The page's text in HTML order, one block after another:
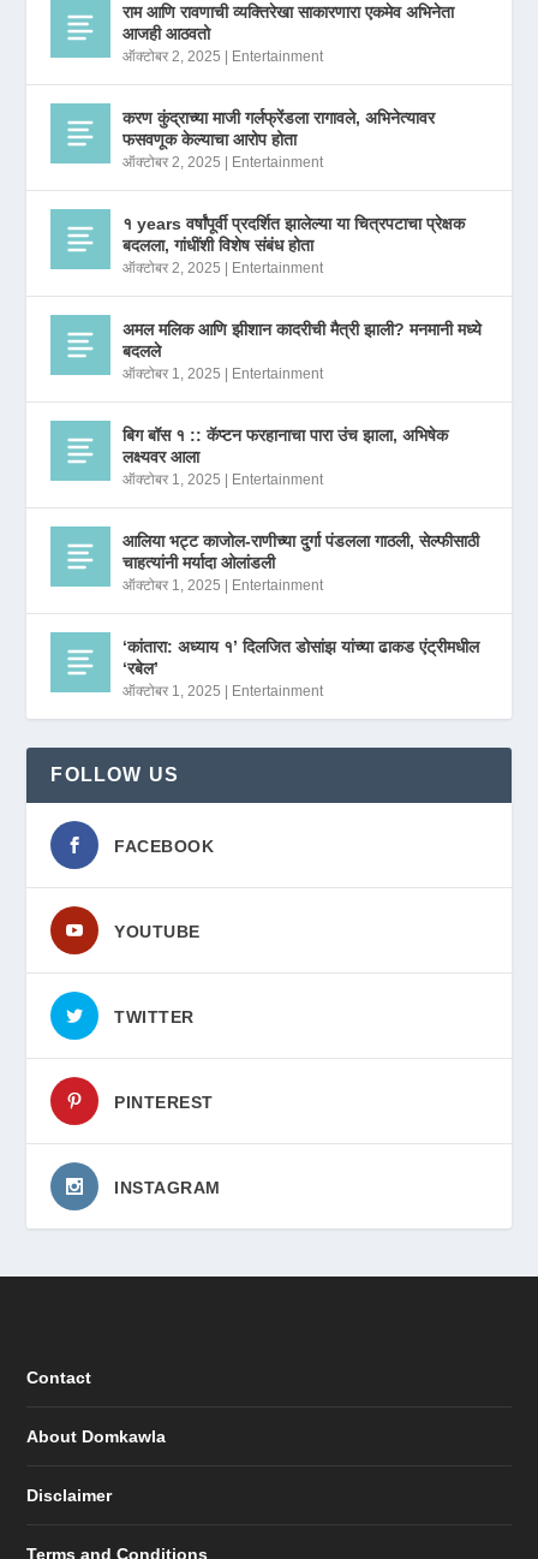
राम आणि रावणाची व्यक्तिरेखा साकारणारा एकमेव अभिनेता
आजही आठवतो
ऑक्टोबर 2, 2025 | Entertainment
करण कुंद्राच्या माजी गर्लफ्रेंडला रागावले, अभिनेत्यावर
फसवणूक केल्याचा आरोप होता
ऑक्टोबर 2, 2025 | Entertainment
१ years वर्षांपूर्वी प्रदर्शित झालेल्या या चित्रपटाचा प्रेक्षक
बदलला, गांधींशी विशेष संबंध होता
ऑक्टोबर 2, 2025 | Entertainment
अमल मलिक आणि झीशान कादरीची मैत्री झाली? मनमानी मध्ये
बदलले
ऑक्टोबर 1, 2025 | Entertainment
बिग बॉस १ :: कॅप्टन फरहानाचा पारा उंच झाला, अभिषेक
लक्ष्यवर आला
ऑक्टोबर 1, 2025 | Entertainment
आलिया भट्ट काजोल-राणीच्या दुर्गा पंडलला गाठली, सेल्फीसाठी
चाहत्यांनी मर्यादा ओलांडली
ऑक्टोबर 1, 2025 | Entertainment
‘कांतारा: अध्याय १’ दिलजित डोसांझ यांच्या ढाकड एंट्रीमधील
‘रबेल’
ऑक्टोबर 1, 2025 | Entertainment
FOLLOW US
FACEBOOK
YOUTUBE
TWITTER
PINTEREST
INSTAGRAM
Contact
About Domkawla
Disclaimer
Terms and Conditions